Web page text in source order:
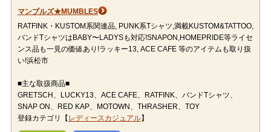
マンブルズ★MUMBLES
RATFINK・KUSTOM系関連品, PUNK系Tシャツ,満載KUSTOM&TATTOO,
バンドTシャツはBABY〜LADYSも対応!SNAPON,HOMEPRIDE等ライセ
ンス品も一見の価値あり!ラッキー13, ACE CAFE 等のアイテムも取り扱
い!浜松市
■主な取扱商品■
GRETSCH、LUCKY13、ACE CAFE、RATFINK、バンドTシャツ、
SNAP ON、RED KAP、MOTOWN、THRASHER、TOY
登録カテゴリ【 レディースカジュアル】